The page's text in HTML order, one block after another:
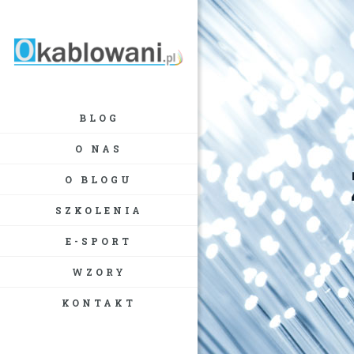
BLOG
O NAS
O BLOGU
SZKOLENIA
E-SPORT
WZORY
KONTAKT